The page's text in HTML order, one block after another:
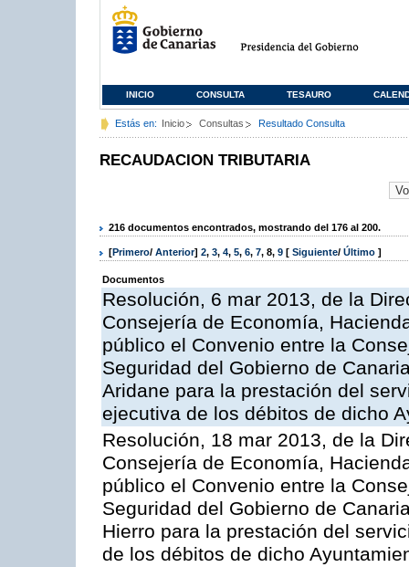
INICIO CONSULTA TESAURO
Estás en: Inicio Consultas Resultado Consulta
RECAUDACION TRIBUTARIA
216 documentos encontrados, mostrando del 176 al 200.
[Primero/ Anterior] 2, 3, 4, 5, 6, 7, 8, 9 [ Siguiente/ Último ]
Documentos
Resolución, 6 mar 2013, de la
Consejería de Economía,
público el Convenio entre la
Seguridad del Gobierno de
Aridane para la prestación del
ejecutiva de los débitos de dicho
Resolución, 18 mar 2013, de la
Consejería de Economía,
público el Convenio entre la
Seguridad del Gobierno de
Hierro para la prestación del
de los débitos de dicho